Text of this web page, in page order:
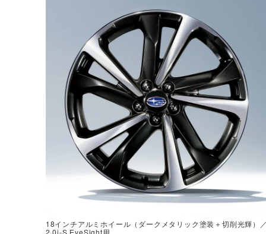
18インチアルミホイール（ダークメタリック塗装＋切削光輝）
2.0i-S EyeSight用